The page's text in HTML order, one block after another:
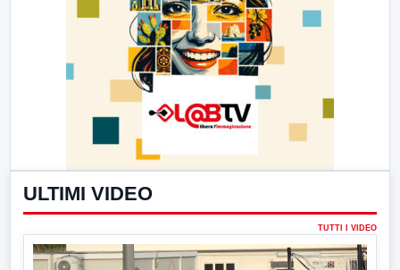
ULTIMI VIDEO
TUTTI I VIDEO